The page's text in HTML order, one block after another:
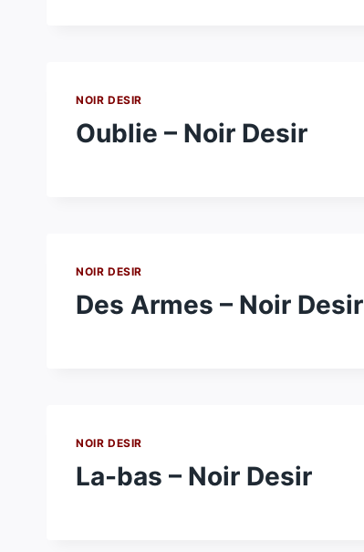
NOIR DESIR
Oublie – Noir Desir
NOIR DESIR
Des Armes – Noir Desir
NOIR DESIR
La-bas – Noir Desir